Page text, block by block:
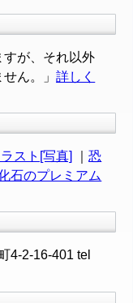
すが、それ以外
せん。」詳しく
スト[写真] ｜恐
石のプレミアム
4-2-16-401 tel